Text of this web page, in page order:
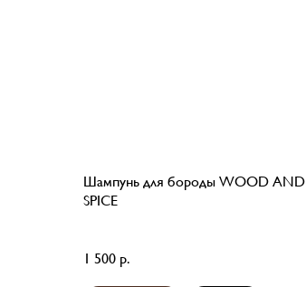
Шампунь для бороды WOOD AND
SPICE
1 500 р.